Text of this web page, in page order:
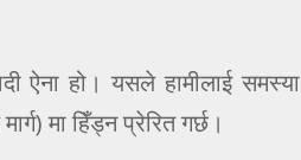
ऐना हो। यसले हामीलाई समस्या
मा हिँड्न प्रेरित गर्छ।